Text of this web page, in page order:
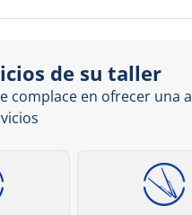
de su taller
complace en ofrecer una